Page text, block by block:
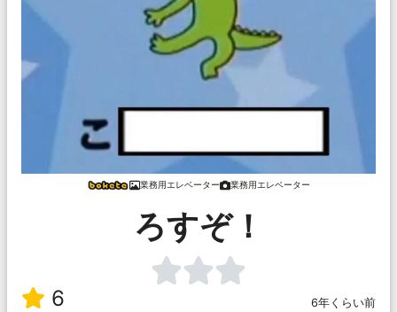
業務用エレベーター 業務用エレベーター
ろすぞ！
6
6年くらい前